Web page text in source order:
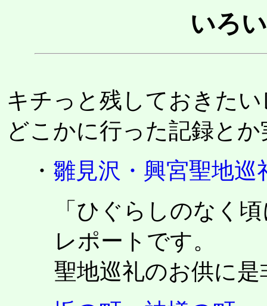
いろ
キチっと残しておきた
どこかに行った記録と
・ 雛見沢・興宮聖地巡
「ひぐらしのなく
レポートです。
聖地巡礼のお供に